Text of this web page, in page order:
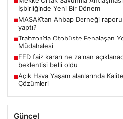
■
İşbirliğinde Yeni Bir Dönem
■MASAK’tan Ahbap Derneği
yaptı?
■Trabzon’da Otobüste Fenalaşan
Müdahalesi
■FED faiz kararı ne zaman
beklentisi belli oldu
■Açık Hava Yaşam alanlarında
Çözümleri
Güncel